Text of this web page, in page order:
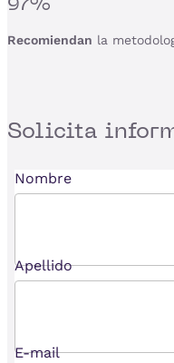
Recomiendan la
Solicita